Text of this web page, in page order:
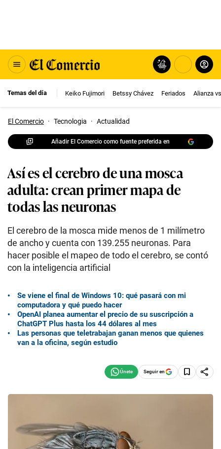
Temas del día Keiko Fujimori Betssy Chávez Feriados Alianza
El Comercio · Tecnologia · Actualidad
Añadir El Comercio como fuente preferida en
Así es el cerebro de una mosca
adulta: crean primer mapa de
todas las neuronas
El cerebro de la mosca mide menos de 1 milímetro
de ancho y cuenta con 139.255 neuronas. Para
hacer posible el mapeo de todo el cerebro, se contó
con la inteligencia artificial
Se viene el final de Windows 10: qué pasará con mi
computadora y qué puedo hacer
OpenAI planea aumentar el precio de su suscripción a
ChatGPT Plus hasta los 44 dólares al mes
Las personas que teletrabajan ganan menos que quienes
van a la oficina, según estudio
Seguir en